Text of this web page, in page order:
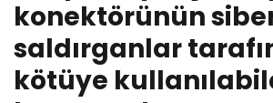
konektörünün
saldırganlar
kötüye